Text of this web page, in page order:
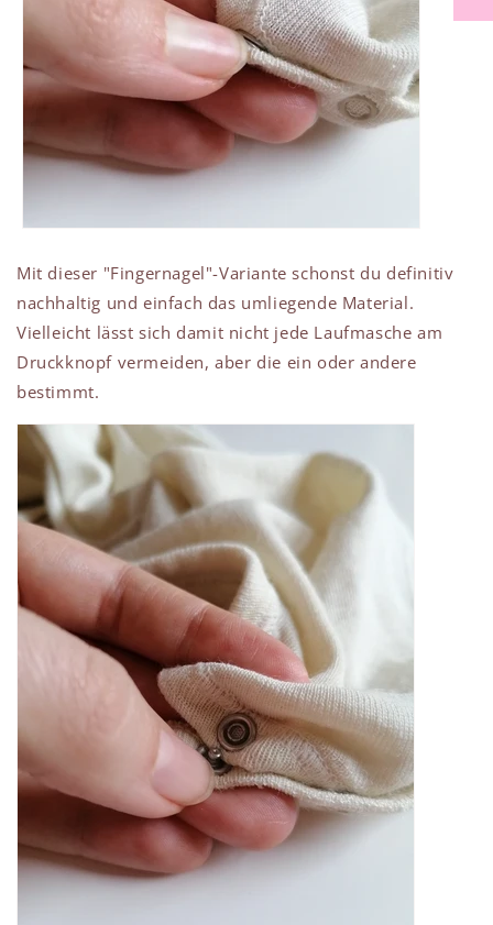
Mit dieser "Fingernagel"-Variante schonst du definitiv
nachhaltig und einfach das umliegende Material.
Vielleicht lässt sich damit nicht jede Laufmasche am
Druckknopf vermeiden, aber die ein oder andere
bestimmt.